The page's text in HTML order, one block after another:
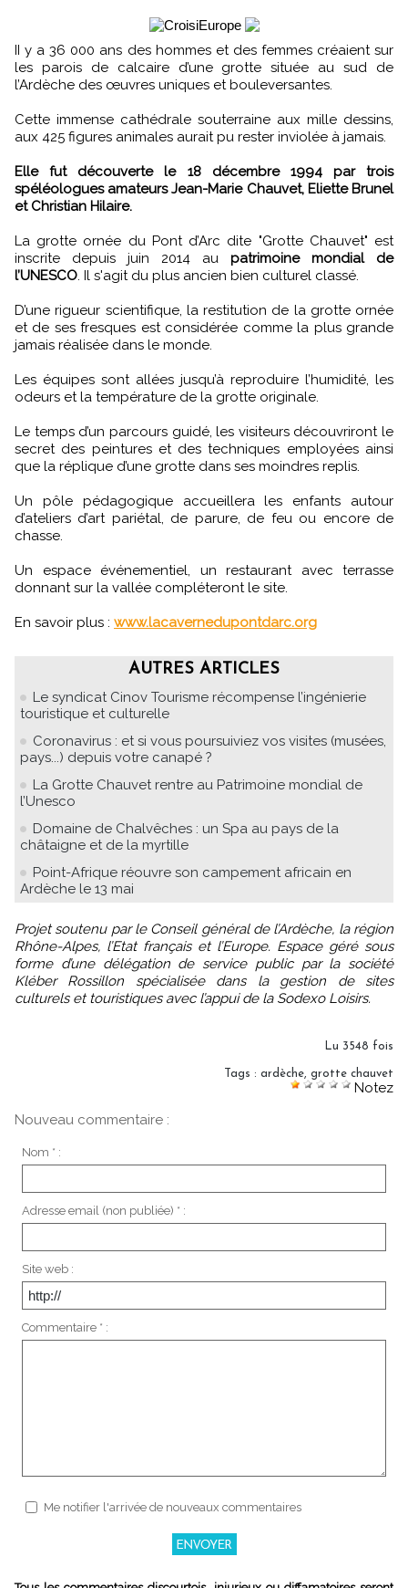
II y a 36 000 ans des hommes et des femmes créaient sur
les parois de calcaire d’une grotte située au sud de
l’Ardèche des œuvres uniques et bouleversantes.
Cette immense cathédrale souterraine aux mille dessins,
aux 425 figures animales aurait pu rester inviolée à jamais.
Elle fut découverte le 18 décembre 1994 par trois
spéléologues amateurs Jean-Marie Chauvet, Eliette Brunel
et Christian Hilaire.
La grotte ornée du Pont d’Arc dite "Grotte Chauvet" est
inscrite depuis juin 2014 au patrimoine mondial de
l’UNESCO. Il s'agit du plus ancien bien culturel classé.
D’une rigueur scientifique, la restitution de la grotte ornée
et de ses fresques est considérée comme la plus grande
jamais réalisée dans le monde.
Les équipes sont allées jusqu’à reproduire l’humidité, les
odeurs et la température de la grotte originale.
Le temps d’un parcours guidé, les visiteurs découvriront le
secret des peintures et des techniques employées ainsi
que la réplique d’une grotte dans ses moindres replis.
Un pôle pédagogique accueillera les enfants autour
d’ateliers d’art pariétal, de parure, de feu ou encore de
chasse.
Un espace événementiel, un restaurant avec terrasse
donnant sur la vallée compléteront le site.
En savoir plus : www.lacavernedupontdarc.org
AUTRES ARTICLES
Le syndicat Cinov Tourisme récompense l’ingénierie
touristique et culturelle
Coronavirus : et si vous poursuiviez vos visites (musées,
pays...) depuis votre canapé ?
La Grotte Chauvet rentre au Patrimoine mondial de
l’Unesco
Domaine de Chalvêches : un Spa au pays de la
châtaigne et de la myrtille
Point-Afrique réouvre son campement africain en
Ardèche le 13 mai
Projet soutenu par le Conseil général de l’Ardèche, la région
Rhône-Alpes, l’Etat français et l’Europe. Espace géré sous
forme d’une délégation de service public par la société
Kléber Rossillon spécialisée dans la gestion de sites
culturels et touristiques avec l’appui de la Sodexo Loisirs.
Lu 3548 fois
Tags : ardèche, grotte chauvet
Notez
Nouveau commentaire :
Nom * :
Adresse email (non publiée) * :
Site web :
Commentaire * :
Me notifier l'arrivée de nouveaux commentaires